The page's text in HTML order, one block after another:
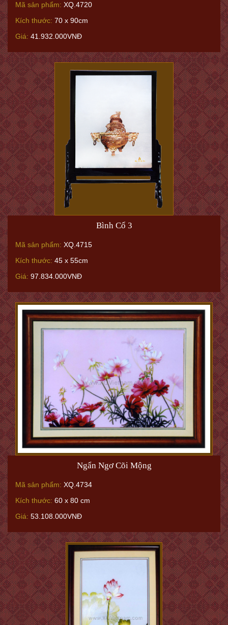
Mã sản phẩm: XQ.4720
Kích thước: 70 x 90cm
Giá: 41.932.000VNĐ
Bình Cổ 3
Mã sản phẩm: XQ.4715
Kích thước: 45 x 55cm
Giá: 97.834.000VNĐ
Ngẩn Ngơ Cõi Mộng
Mã sản phẩm: XQ.4734
Kích thước: 60 x 80 cm
Giá: 53.108.000VNĐ